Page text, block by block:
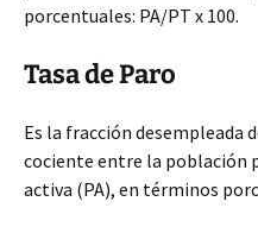
porcentuales: PA/PT x 100.
Tasa de Paro
Es la fracción desempleada
cociente entre la población
activa (PA), en términos